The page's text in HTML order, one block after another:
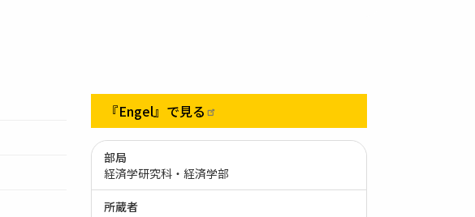
『Engel』で見る
部局
経済学研究科・経済学部
所蔵者